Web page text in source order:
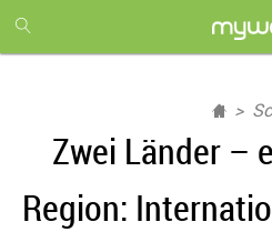
month
free
Zwei Länder –
Region: